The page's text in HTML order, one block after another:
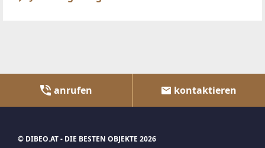
anrufen kontaktieren
© DIBEO.AT - DIE BESTEN OBJEKTE 2026